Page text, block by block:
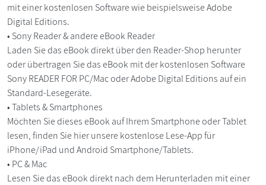
mit einer kostenlosen Software wie beispielsweise Adobe
Digital Editions.
• Sony Reader & andere eBook Reader
Laden Sie das eBook direkt über den Reader-Shop herunter
oder übertragen Sie das eBook mit der kostenlosen Software
Sony READER FOR PC/Mac oder Adobe Digital Editions auf ein
Standard-Lesegeräte.
• Tablets & Smartphones
Möchten Sie dieses eBook auf Ihrem Smartphone oder Tablet
lesen, finden Sie hier unsere kostenlose Lese-App für
iPhone/iPad und Android Smartphone/Tablets.
• PC & Mac
Lesen Sie das eBook direkt nach dem Herunterladen mit einer